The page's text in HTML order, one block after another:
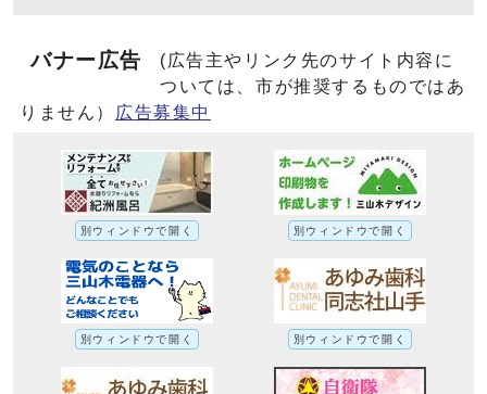
バナー広告
(広告主やリンク先のサイト内容に
ついては、市が推奨するものではあ
りません）
広告募集中
別ウィンドウで開く 別ウィンドウで開く
別ウィンドウで開く 別ウィンドウで開く